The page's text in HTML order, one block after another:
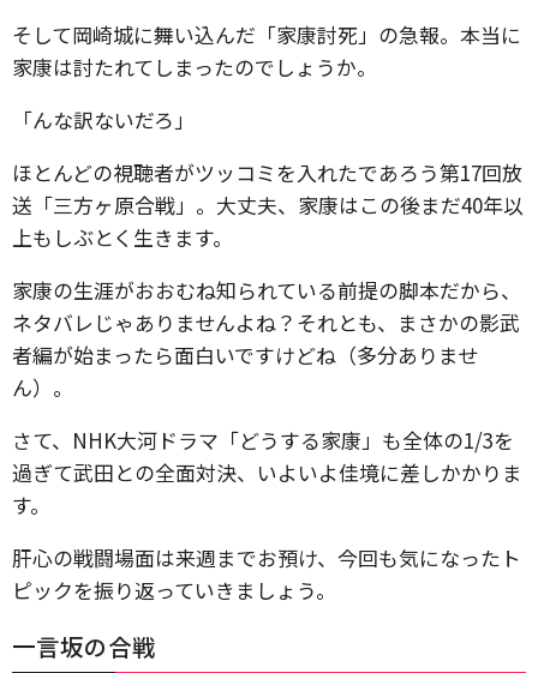
そして岡崎城に舞い込んだ「家康討死」の急報。本当に
家康は討たれてしまったのでしょうか。
「んな訳ないだろ」
ほとんどの視聴者がツッコミを入れたであろう第17回放
送「三方ヶ原合戦」。大丈夫、家康はこの後まだ40年以
上もしぶとく生きます。
家康の生涯がおおむね知られている前提の脚本だから、
ネタバレじゃありませんよね？それとも、まさかの影武
者編が始まったら面白いですけどね（多分ありませ
ん）。
さて、NHK大河ドラマ「どうする家康」も全体の1/3を
過ぎて武田との全面対決、いよいよ佳境に差しかかりま
す。
肝心の戦闘場面は来週までお預け、今回も気になったト
ピックを振り返っていきましょう。
一言坂の合戦